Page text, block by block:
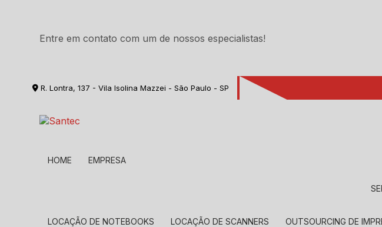
Entre em contato com um de nossos especialistas!
R. Lontra, 137 - Vila Isolina Mazzei - São Paulo - SP
HOME EMPRESA
LOCAÇÃO DE NOTEBOOKS LOCAÇÃO DE SCANNERS OUTSOURCING DE